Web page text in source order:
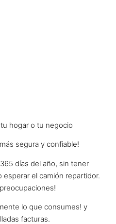
hogar o tu negocio
segura y confiable!
días del año, sin tener
esperar el camión repartidor.
lo que consumes! y
facturas.